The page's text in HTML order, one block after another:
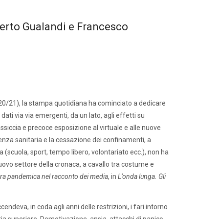
Gualandi e Francesco
21), la stampa quotidiana ha cominciato a dedicare
via via emergenti, da un lato, agli effetti su
e precoce esposizione al virtuale e alle nuove
sanitaria e la cessazione dei confinamenti, a
sport, tempo libero, volontariato ecc.), non ha
settore della cronaca, a cavallo tra costume e
pandemica nel racconto dei media, in L’onda lunga. Gli
in coda agli anni delle restrizioni, i fari intorno